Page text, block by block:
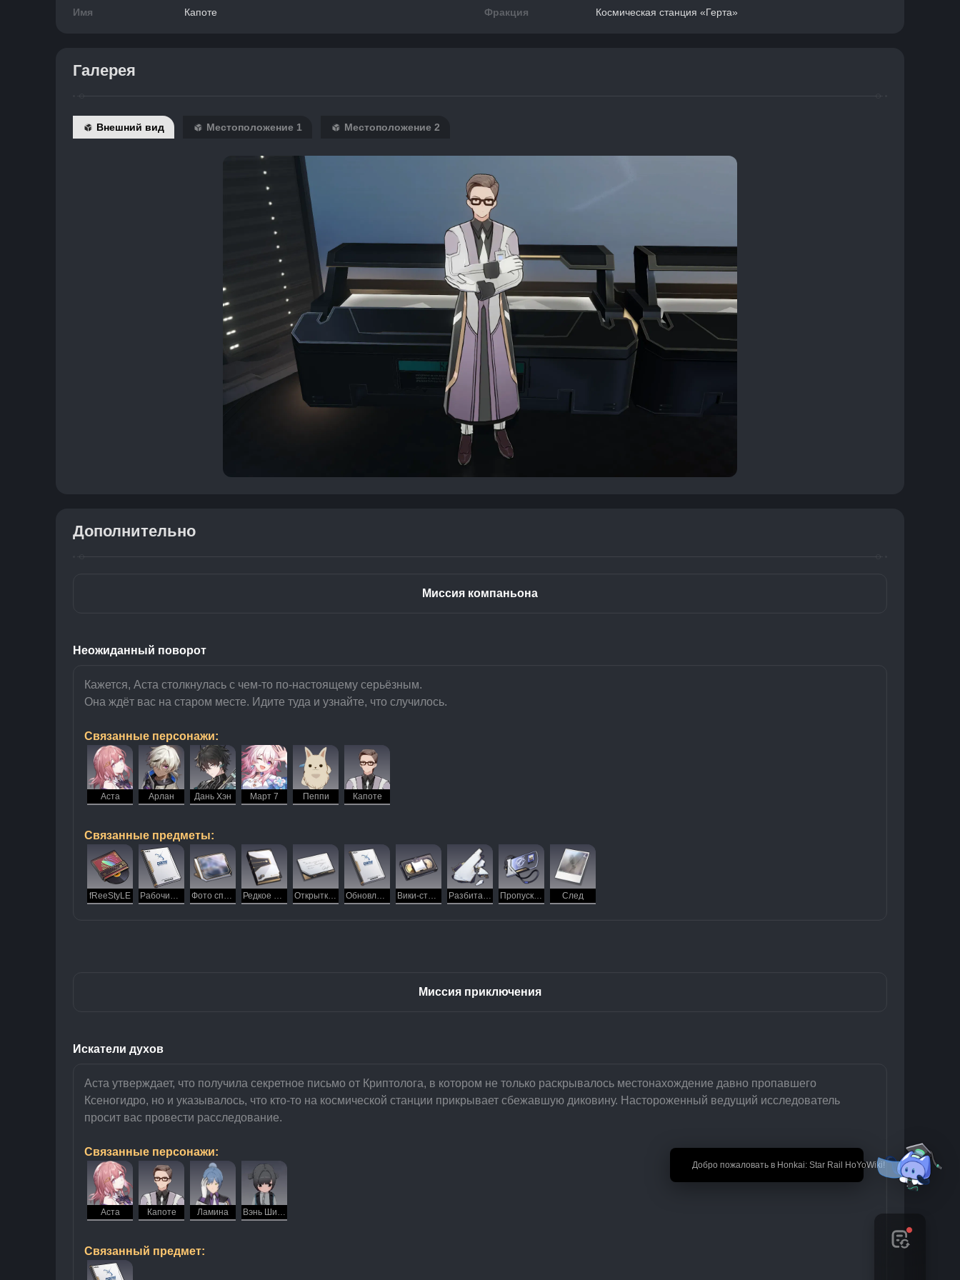
🎉 Добро пожаловать в Honkai: Star Rail HoYoWiki!
Имя Капоте Фракция Космическая станция «Герта»
Галерея
Внешний вид Местоположение 1 Местоположение 2
Дополнительно
Миссия компаньона
Неожиданный поворот
Кажется, Аста столкнулась с чем-то по-настоящему серьёзным.
Она ждёт вас на старом месте. Идите туда и узнайте, что случилось.
Связанные персонажи:
Аста Арлан Дань Хэн Март 7 Пеппи Капоте
Связанные предметы:
fReeStyLE Рабочий журнал Арлана Фото спины Арлана Редкое фото мастера Капоте Открытка с ответом мастера Капоте его фанатам Обновление для вики-страницы жизни мастера Капоте 12.0. Вики-страница жизни мастера Капоте Разбитая потолочная плитка Пропуск Арлана След
Миссия приключения
Искатели духов
Аста утверждает, что получила секретное письмо от Криптолога, в котором не только раскрывалось местонахождение давно пропавшего
Ксеногидро, но и указывалось, что кто-то на космической станции прикрывает сбежавшую диковину. Настороженный ведущий исследователь
просит вас провести расследование.
Связанные персонажи:
Аста Капоте Ламина Вэнь Шилин
Связанный предмет: